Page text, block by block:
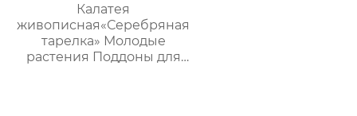
Калатея
живописная«Серебряная
тарелка» Молодые
растения Поддоны для